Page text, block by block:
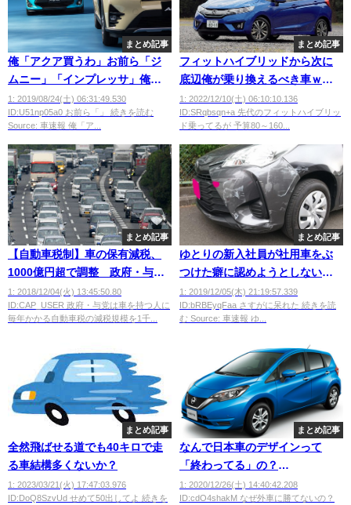
まとめ記事
俺「アクア買うわ」お前ら「ジ
ムニー」「インプレッサ」俺
「検査しない車じゃん」
1: 2019/08/24(土) 06:31:49.530
ID:U51np05a0 お前ら「」 続きを読む
Source: 車速報 俺「ア...
まとめ記事
フィットハイブリッドから次に
底辺俺が乗り換えるべき車ｗｗ
ｗｗ
1: 2022/12/10(土) 06:10:10.136
ID:SRqbsqn+a 先代のフィットハイブリッ
ド乗ってるが 予算80～160...
まとめ記事
【自動車税制】車の保有減税、
1000億円超で調整 政府・与党
【消費増税とバーター】
1: 2018/12/04(火) 13:45:50.80
ID:CAP_USER 政府・与党は車を持つ人に
毎年かかる自動車税の減税規模を1千...
まとめ記事
ゆとりの新入社員が社用車をぶ
つけた癖に認めようとしないｗ
ｗｗｗｗｗｗｗｗ
1: 2019/12/05(木) 21:19:57.339
ID:bRBEyqFaa さすがに呆れた 続きを読
む Source: 車速報 ゆ...
まとめ記事
全然飛ばせる道でも40キロで走
る車結構多くないか？
1: 2023/03/21(火) 17:47:03.976
ID:DoQ8SzvUd せめて50出してよ 続きを
まとめ記事
なんで日本車のデザインって
「終わってる」の？
wwwwwwwwwwwwwww
1: 2020/12/26(土) 14:40:42.208
ID:cdO4shakM なぜ外車に勝てないの？